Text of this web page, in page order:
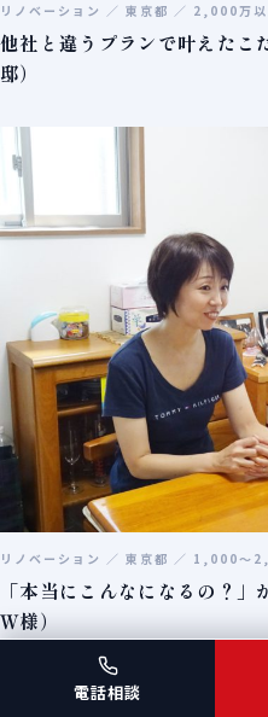
リノベーション ／ 東京都 ／ 2,000万以
他社と違うプランで叶えたこ
邸）
リノベーション ／ 東京都 ／ 1,000〜
「本当にこんなになるの？
Ｗ様）
電話相談